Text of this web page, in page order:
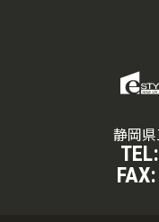
静岡県
TEL:
FAX: